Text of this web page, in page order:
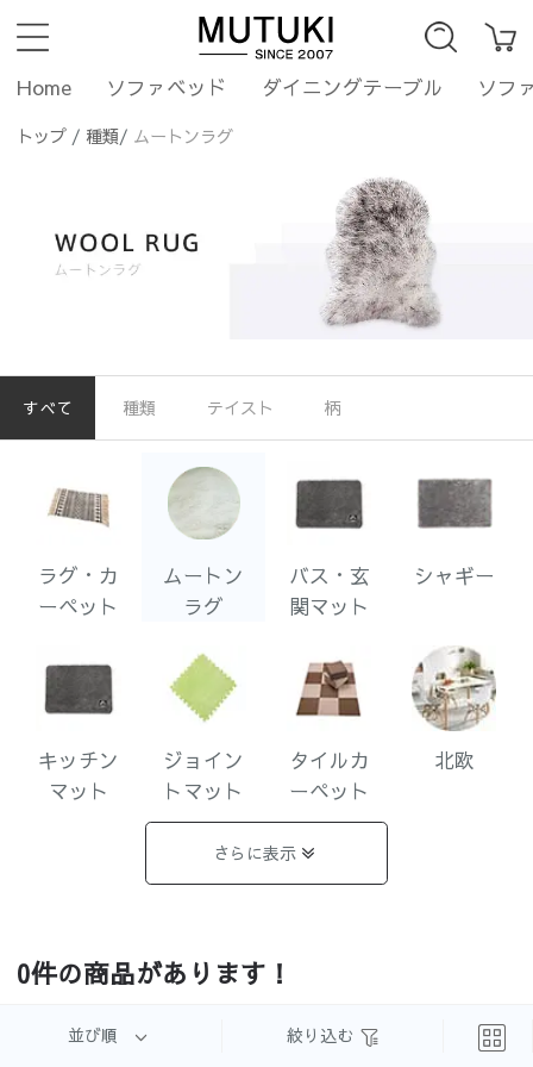
Home ソファベッド ダイニングテーブル ソフ
トップ /種類/ ムートンラグ
すべて 種類 テイスト 柄
ラグ・カ
ーペット
ムートン
ラグ
バス・玄
関マット
シャギー
キッチン
マット
ジョイン
トマット
タイルカ
ーペット
北欧
ャ・エス
さらに表示
0件の商品があります！
並び順 絞り込む